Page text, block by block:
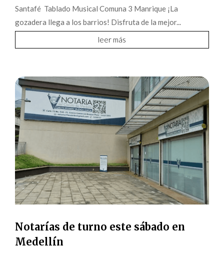
Santafé Tablado Musical Comuna 3 Manrique ¡La
gozadera llega a los barrios! Disfruta de la mejor...
leer más
Notarías de turno este sábado en
Medellín